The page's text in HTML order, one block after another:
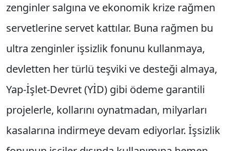
zenginler salgına ve ekonomik krize rağmen
servetlerine servet kattılar. Buna rağmen bu
ultra zenginler işsizlik fonunu kullanmaya,
devletten her türlü teşviki ve desteği almaya,
Yap-İşlet-Devret (YİD) gibi ödeme garantili
projelerle, kollarını oynatmadan, milyarları
kasalarına indirmeye devam ediyorlar. İşsizlik